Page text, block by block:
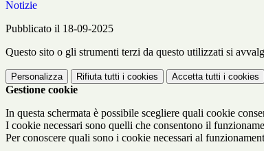
Notizie
Pubblicato il 18-09-2025
Questo sito o gli strumenti terzi da questo utilizzati si
Personalizza Rifiuta tutti i cookies Accetta tutti i cookies
Gestione cookie
In questa schermata è possibile scegliere quali cookie
I cookie necessari sono quelli che consentono il
Per conoscere quali sono i cookie necessari al